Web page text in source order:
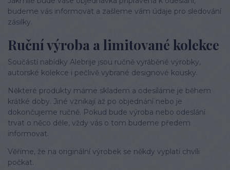
budeme vás informovat a zašleme vám údaje pro sledování
zásilky.
Ruční výroba a limitované kolekce
Součástí nabídky Alebrije jsou ručně vyráběné výrobky,
autorské kolekce i pečlivě vybrané designové kousky.
Některé produkty máme skladem a odesíláme je během
krátké doby. Jiné vznikají až po objednání nebo je
dokončujeme ručně. Pokud bude výroba nebo odeslání
trvat o něco déle, vždy vás o tom budeme předem
informovat.
Věříme, že na originální výrobek se někdy vyplatí chvíli
počkat.